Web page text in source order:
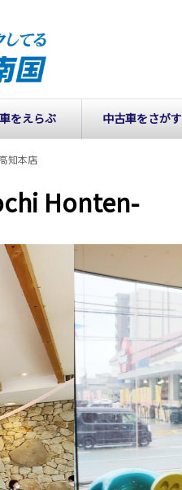
をえらぶ 中古車をさがす
知本店
Honten-